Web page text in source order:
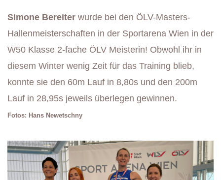
Simone Bereiter wurde bei den ÖLV-Masters-
Hallenmeisterschaften in der Sportarena Wien in der
W50 Klasse 2-fache ÖLV Meisterin! Obwohl ihr in
diesem Winter wenig Zeit für das Training blieb,
konnte sie den 60m Lauf in 8,80s und den 200m
Lauf in 28,95s jeweils überlegen gewinnen.
Fotos: Hans Newetschny